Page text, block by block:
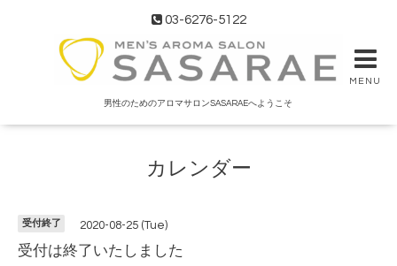
03-6276-5122
MENU
男性のためのアロマサロンSASARAEへようこそ
カレンダー
受付終了 2020-08-25 (Tue)
受付は終了いたしました